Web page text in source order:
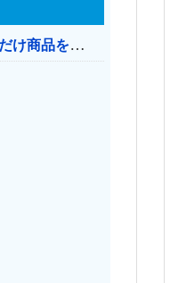
【消費税率1％】 「下げるのが筋なんですけど…」消費減税で値下がりする分と同じだけ商品を値上げして店頭価格を変えない店も